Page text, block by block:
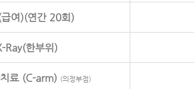
여)(연간 20회)
Ray(한부위)
료 (C-arm) (의정부점)